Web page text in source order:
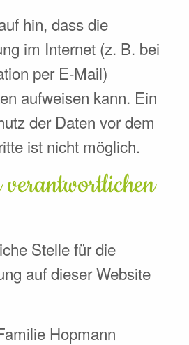
hin, dass die
im Internet (z. B. bei
per E-Mail)
aufweisen kann. Ein
der Daten vor dem
ist nicht möglich.
Stelle für die
auf dieser Website
Hopmann